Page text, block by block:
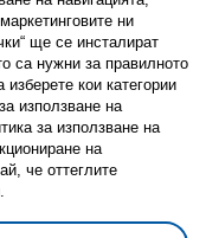
(Cookies)
на бисквитки
ни
ще се инсталират
са нужни за правилното
кои категории
използване на
за използване на
на
че оттеглите